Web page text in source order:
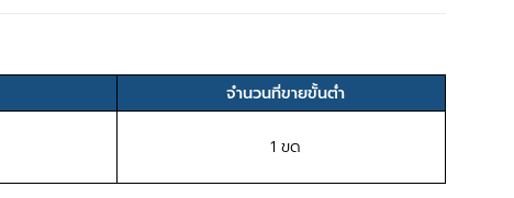
จำนวนที่ขายขั้นต่ำ
1 ขด